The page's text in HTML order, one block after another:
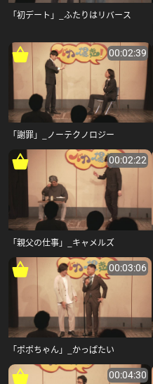
「初デート」_ふたりはリバース
00:02:39
「謝罪」_ノーテクノロジー
00:02:22
「親父の仕事」_キャメルズ
00:03:06
「ポポちゃん」_かっぱたい
00:04:30